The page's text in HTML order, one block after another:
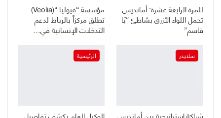
للمرة الرابعة عشرة: أمانديس
تحمل اللواء الأزرق بشاطئ “بّا
قاسم”
مؤسسة “فيوليا “(Veolia)
تطلق مركزاً بالرباط لدعم
التدخلات الإنسانية في…
سلايدر الرئيسية